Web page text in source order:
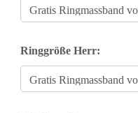
Ringgröße Herr: